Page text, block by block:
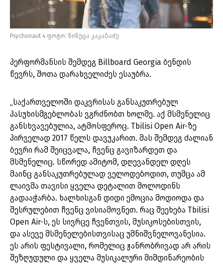
Psychonaut 4 ფოტო: ნინუცა კაკაბაძე
პერფორმანსის შემდეგ Billboard Georgia ბენდის
წევრს, შოთა დარახველიძეს ესაუბრა.
„საქართველოში დაკვრისას განსაკუთრებულ
პასუხისმგებლობას ვგრძნობთ ხოლმე. აქ მსმენელიც
განსხვავებულია, ატმოსფეროც. Tbilisi Open Air-ზე
პირველად 2017 წელს დავუკარით. მას შემდეგ ძალიან
ბევრი რამ შეიცვალა, ჩვენც გავიზარდეთ და
მსმენელიც. სწორედ ამიტომ, დღევანდელ დღეს
მაინც განსაკუთრებულად ველოდებოდით, თუმცა ამ
ლაივმა თავისი ყველა დეტალით მოლოდინს
გადააჭარბა. ხალხისგან დიდი ემოცია მოდიოდა და
შესრულებით ჩვენც ვისიამოვნეთ. რაც შეეხება Tbilisi
Open Air-ს, ეს სივრცე ჩვენთვის, მუსიკოსებისთვის,
და ასევე მსმენელებისთვისაც უმნიშვნელოვანესია.
ეს არის ფესტივალი, რომელიც ჟანრობრივად არ არის
შეზღუდული და ყველა მუსიკალური მიმდინარეობის